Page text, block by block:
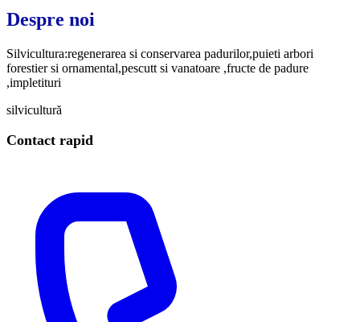
Despre noi
Silvicultura:regenerarea si conservarea padurilor,puieti arbori
forestier si ornamental,pescutt si vanatoare ,fructe de padure
,impletituri
silvicultură
Contact rapid